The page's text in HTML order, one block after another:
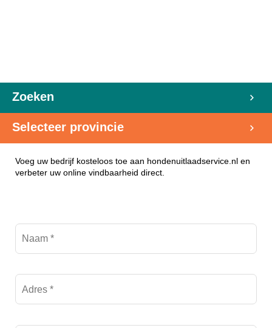
Zoeken
Selecteer provincie
Voeg uw bedrijf kosteloos toe aan hondenuitlaadservice.nl en
verbeter uw online vindbaarheid direct.